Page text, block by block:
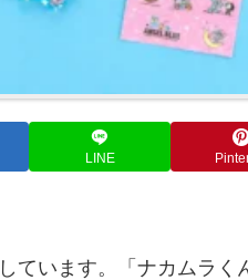
LINE
ています。「ナカムラく